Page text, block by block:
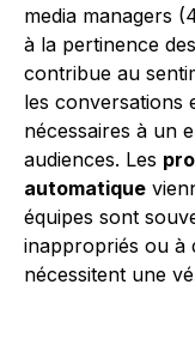
media managers
à la pertinence
contribue au
les conversations
nécessaires à un
audiences. Les
automatique
équipes sont
inappropriés ou à
nécessitent une